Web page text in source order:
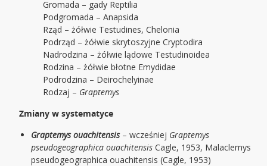
Gromada – gady Reptilia
Podgromada – Anapsida
Rząd – żółwie Testudines, Chelonia
Podrząd – żółwie skrytoszyjne Cryptodira
Nadrodzina – żółwie lądowe Testudinoidea
Rodzina – żółwie błotne Emydidae
Podrodzina – Deirochelyinae
Rodzaj – Graptemys
Zmiany w systematyce
Graptemys ouachitensis– wcześniej Graptemys
pseudogeographica ouachitensis Cagle, 1953, Malaclemys
pseudogeographica ouachitensis (Cagle, 1953)